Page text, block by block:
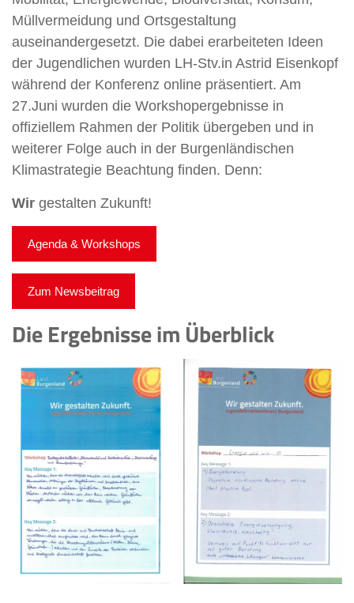
Müllvermeidung und Ortsgestaltung
auseinandergesetzt. Die dabei erarbeiteten Ideen
der Jugendlichen wurden LH-Stv.in Astrid Eisenkopf
während der Konferenz online präsentiert. Am
27.Juni wurden die Workshopergebnisse in
offiziellem Rahmen der Politik übergeben und in
weiterer Folge auch in der Burgenländischen
Klimastrategie Beachtung finden. Denn:
Wir gestalten Zukunft!
Agenda & Workshops
Zum Newsbeitrag
Die Ergebnisse im Überblick